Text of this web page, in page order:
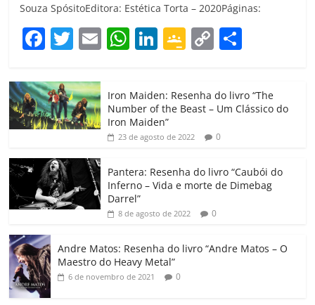
Souza SpósitoEditora: Estética Torta – 2020Páginas:
F
c
e
b
o
o
k
T
itt
er
E W
at
s
A
p
Li
e
dI
G
gl
e
Cl
a
ss
ro
o
C
p
y
Li
k
m
p
h
ar
Iron Maiden: Resenha do livro “The
Number of the Beast – Um Clássico do
Iron Maiden”
23 de agosto de 2022 0
Pantera: Resenha do livro “Caubói do
Inferno – Vida e morte de Dimebag
Darrel”
8 de agosto de 2022 0
Andre Matos: Resenha do livro “Andre Matos – O
Maestro do Heavy Metal”
6 de novembro de 2021 0